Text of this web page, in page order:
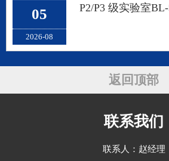
05
2026-08
返回顶部
联系我们
联系人：赵经理